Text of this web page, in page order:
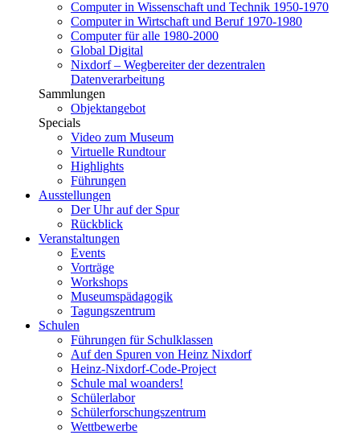
Computer in Wissenschaft und Technik 1950-1970
Computer in Wirtschaft und Beruf 1970-1980
Computer für alle 1980-2000
Global Digital
Nixdorf – Wegbereiter der dezentralen
Datenverarbeitung
Sammlungen
Objektangebot
Specials
Video zum Museum
Virtuelle Rundtour
Highlights
Führungen
Ausstellungen
Der Uhr auf der Spur
Rückblick
Veranstaltungen
Events
Vorträge
Workshops
Museumspädagogik
Tagungszentrum
Schulen
Führungen für Schulklassen
Auf den Spuren von Heinz Nixdorf
Heinz-Nixdorf-Code-Project
Schule mal woanders!
Schülerlabor
Schülerforschungszentrum
Wettbewerbe